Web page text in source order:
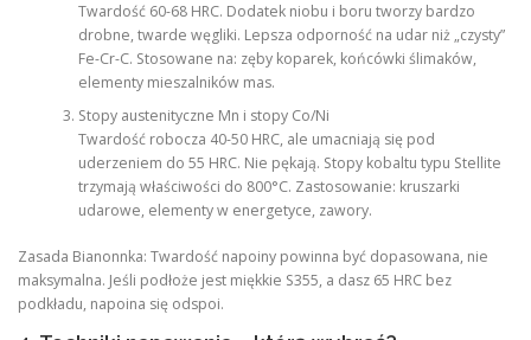
Twardość 60-68 HRC. Dodatek niobu i boru tworzy bardzo
drobne, twarde węgliki. Lepsza odporność na udar niż „czysty”
Fe-Cr-C. Stosowane na: zęby koparek, końcówki ślimaków,
elementy mieszalników mas.
Stopy austenityczne Mn i stopy Co/Ni
Twardość robocza 40-50 HRC, ale umacniają się pod
uderzeniem do 55 HRC. Nie pękają. Stopy kobaltu typu Stellite
trzymają właściwości do 800°C. Zastosowanie: kruszarki
udarowe, elementy w energetyce, zawory.
Zasada Bianonnka: Twardość napoiny powinna być dopasowana, nie
maksymalna. Jeśli podłoże jest miękkie S355, a dasz 65 HRC bez
podkładu, napoina się odspoi.